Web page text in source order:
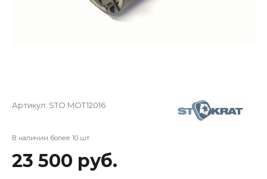
Артикул: STO MOT12016
В наличии более 10 шт
23 500 руб.